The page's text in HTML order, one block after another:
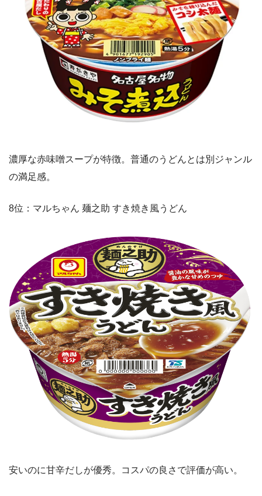
濃厚な赤味噌スープが特徴。普通のうどんとは別ジャンル
の満足感。
8位：マルちゃん 麺之助 すき焼き風うどん
安いのに甘辛だしが優秀。コスパの良さで評価が高い。